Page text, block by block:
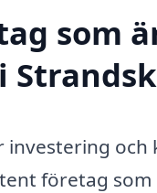
som
företag